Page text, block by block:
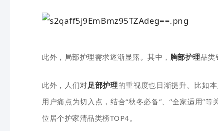
此外，局部护理需求逐渐显露。其中， 胸部护理品类
此外，人们对足部护理的重视度也日渐提升。比如
用户痛点为切入点，结合“秋冬必备”、“全家适用”
位居个护家清品类榜TOP4。